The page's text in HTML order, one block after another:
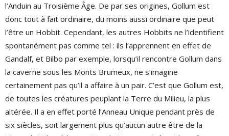
l’Anduin au Troisième Âge. De par ses origines, Gollum est
donc tout à fait ordinaire, du moins aussi ordinaire que peut
l’être un Hobbit. Cependant, les autres Hobbits ne l’identifient
spontanément pas comme tel : ils l’apprennent en effet de
Gandalf, et Bilbo par exemple, lorsqu’il rencontre Gollum dans
la caverne sous les Monts Brumeux, ne s’imagine
certainement pas qu’il a affaire à un pair. C’est que Gollum est,
de toutes les créatures peuplant la Terre du Milieu, la plus
altérée. Il a en effet porté l’Anneau Unique pendant près de
six siècles, soit largement plus qu’aucun autre être de la